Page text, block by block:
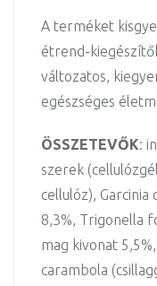
A terméket
étrend-
változatos,
egészséges
ÖSSZETEVŐK:
szerek
cellulóz), Garcinia
8,3%, Trigonella
mag kivonat
carambola